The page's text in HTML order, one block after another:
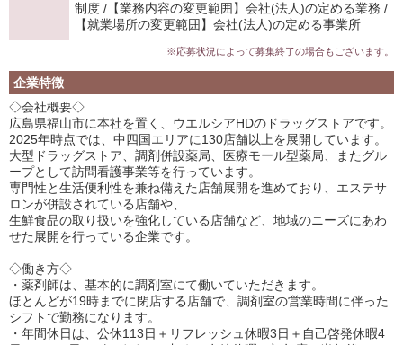
制度 /【業務内容の変更範囲】会社(法人)の定める業務 /
【就業場所の変更範囲】会社(法人)の定める事業所
※応募状況によって募集終了の場合もございます。
企業特徴
◇会社概要◇
広島県福山市に本社を置く、ウエルシアHDのドラッグストアです。
2025年時点では、中四国エリアに130店舗以上を展開しています。
大型ドラッグストア、調剤併設薬局、医療モール型薬局、またグル
ープとして訪問看護事業等を行っています。
専門性と生活便利性を兼ね備えた店舗展開を進めており、エステサ
ロンが併設されている店舗や、
生鮮食品の取り扱いを強化している店舗など、地域のニーズにあわ
せた展開を行っている企業です。
◇働き方◇
・薬剤師は、基本的に調剤室にて働いていただきます。
ほとんどが19時までに閉店する店舗で、調剤室の営業時間に伴った
シフトで勤務になります。
・年間休日は、公休113日＋リフレッシュ休暇3日＋自己啓発休暇4